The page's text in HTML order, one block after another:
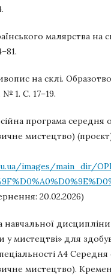
малярства на
на склі.
1. С. 17–19.
програма середня
мистецтво)
images/main_dir/
20.02.2026)
навчальної
у мистецтві» для
А4 Середня
мистецтво).